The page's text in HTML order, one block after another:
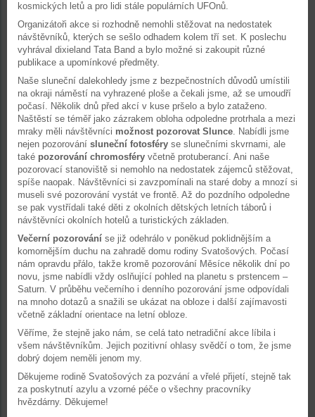
kosmických letů a pro lidi stále populárních UFOnů.
Organizátoři akce si rozhodně nemohli stěžovat na nedostatek
návštěvníků, kterých se sešlo odhadem kolem tří set. K poslechu
vyhrával dixieland Tata Band a bylo možné si zakoupit různé
publikace a upomínkové předměty.
Naše sluneční dalekohledy jsme z bezpečnostních důvodů umístili
na okraji náměstí na vyhrazené ploše a čekali jsme, až se umoudří
počasí. Několik dnů před akcí v kuse pršelo a bylo zataženo.
Naštěstí se téměř jako zázrakem obloha odpoledne protrhala a mezi
mraky měli návštěvníci možnost pozorovat Slunce. Nabídli jsme
nejen pozorování sluneční fotosféry se slunečními skvrnami, ale
také pozorování chromosféry včetně protuberancí. Ani naše
pozorovací stanoviště si nemohlo na nedostatek zájemců stěžovat,
spíše naopak. Návštěvníci si zavzpomínali na staré doby a mnozí si
museli své pozorování vystát ve frontě. Až do pozdního odpoledne
se pak vystřídali také děti z okolních dětských letních táborů i
návštěvníci okolních hotelů a turistických základen.
Večerní pozorování se již odehrálo v poněkud poklidnějším a
komornějším duchu na zahradě domu rodiny Svatošových. Počasí
nám opravdu přálo, takže kromě pozorování Měsíce několik dní po
novu, jsme nabídli vždy oslňující pohled na planetu s prstencem –
Saturn. V průběhu večerního i denního pozorování jsme odpovídali
na mnoho dotazů a snažili se ukázat na obloze i další zajímavosti
včetně základní orientace na letní obloze.
Věříme, že stejně jako nám, se celá tato netradiční akce líbila i
všem návštěvníkům. Jejich pozitivní ohlasy svědčí o tom, že jsme
dobrý dojem neměli jenom my.
Děkujeme rodině Svatošových za pozvání a vřelé přijetí, stejně tak
za poskytnutí azylu a vzorné péče o všechny pracovníky
hvězdárny. Děkujeme!